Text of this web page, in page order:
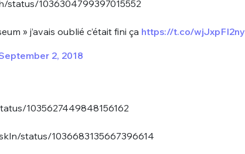
status/1036304799397015552
» j’avais oublié c’était fini ça https://t.co/wjJxpFI2ny
2, 2018
1035627449848156162
status/1036683135667396614